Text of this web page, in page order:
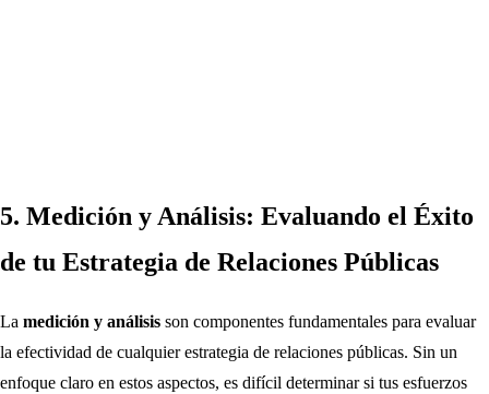
5. Medición y Análisis: Evaluando el Éxito
de tu Estrategia de Relaciones Públicas
La medición y análisis son componentes fundamentales para evaluar
la efectividad de cualquier estrategia de relaciones públicas. Sin un
enfoque claro en estos aspectos, es difícil determinar si tus esfuerzos